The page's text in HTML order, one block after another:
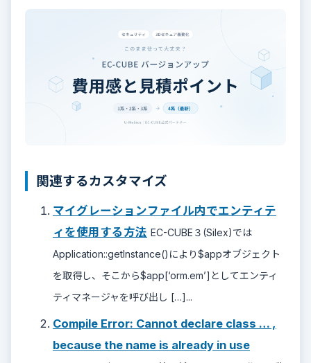
関連するカスタマイズ
マイグレーションファイル内でエンティテ
ィを使用する方法 EC-CUBE３(Silex)では
Application::getInstance()により$appオブジェクト
を取得し、そこから$app[‘orm.em’]としてエンティ
ティマネージャを呼び出し […]...
Compile Error: Cannot declare class … ,
because the name is already in use